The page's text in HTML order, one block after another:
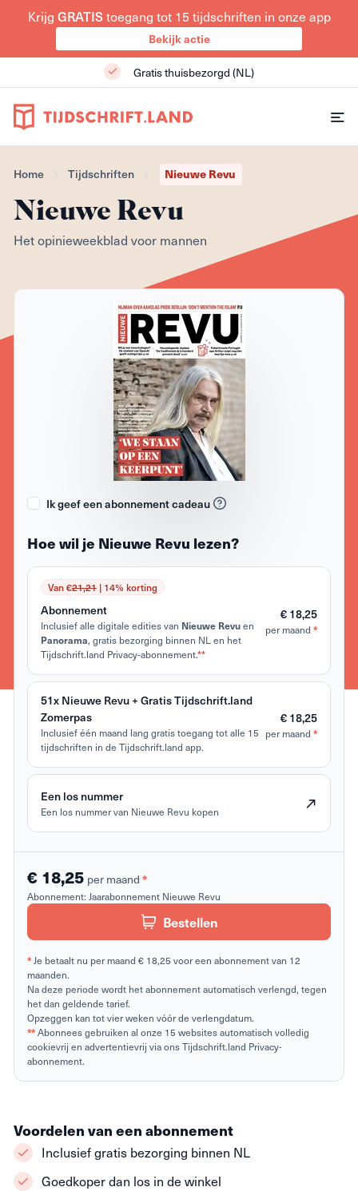
Krijg GRATIStoegang tot 15 tijdschriften in onze app
Bekijk actie
Gratis thuisbezorgd (NL)
Home Tijdschriften Nieuwe Revu
Nieuwe Revu
Het opinieweekblad voor mannen
Ik geef een abonnement cadeau
Hoe wil je Nieuwe Revu lezen?
Van €21,21| 14% korting
Abonnement
Inclusief alle digitale edities van Nieuwe Revuen
Panorama, gratis bezorging binnen NL en het
Tijdschrift.land Privacy-abonnement.**
€ 18,25
per maand *
51x Nieuwe Revu + Gratis Tijdschrift.land
Zomerpas
Inclusief één maand lang gratis toegang tot alle 15
tijdschriften in de Tijdschrift.land app.
€ 18,25
per maand *
Een los nummer
Een los nummer van Nieuwe Revu kopen
€ 18,25 per maand *
Abonnement: Jaarabonnement Nieuwe Revu
Bestellen
* Je betaalt nu per maand € 18,25 voor een abonnement van 12
maanden.
Na deze periode wordt het abonnement automatisch verlengd, tegen
het dan geldende tarief.
Opzeggen kan tot vier weken vóór de verlengdatum.
**Abonnees gebruiken al onze 15 websites automatisch volledig
cookievrij en advertentievrij via ons Tijdschrift.land Privacy-
abonnement.
Voordelen van een abonnement
Inclusief gratis bezorging binnen NL
Goedkoper dan los in de winkel